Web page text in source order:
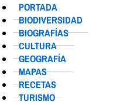
PORTADA
BIODIVERSIDAD
BIOGRAFÍAS
CULTURA
GEOGRAFÍA
MAPAS
RECETAS
TURISMO